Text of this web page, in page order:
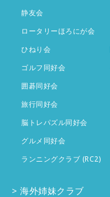
1月 4件
2月 投稿なし
静友会
ロータリーほろにが会
ひねり会
ゴルフ同好会
囲碁同好会
旅行同好会
脳トレパズル同好会
グルメ同好会
ランニングクラブ (RC2)
海外姉妹クラブ